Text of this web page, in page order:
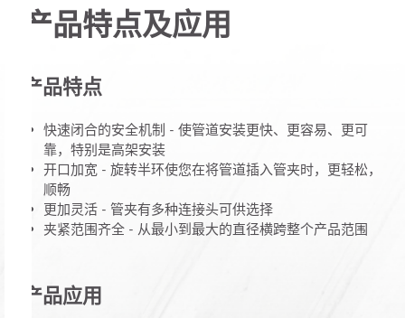
产品特点及应用
产品特点
快速闭合的安全机制 - 使管道安装更快、更容易、更可
靠，特别是高架安装
开口加宽 - 旋转半环使您在将管道插入管夹时，更轻松，
顺畅
更加灵活 - 管夹有多种连接头可供选择
夹紧范围齐全 - 从最小到最大的直径横跨整个产品范围
产品应用